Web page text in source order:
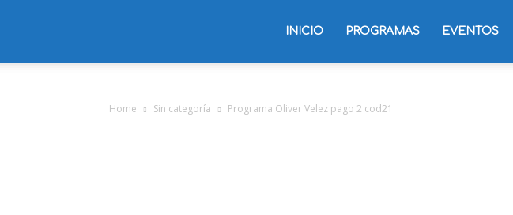
INICIO PROGRAMAS EVENTOS
Home Sin categoría Programa Oliver Velez pago 2 cod21